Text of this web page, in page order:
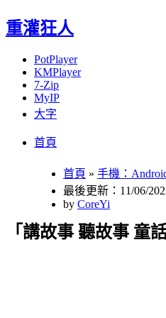
重灌狂人
PotPlayer
KMPlayer
7-Zip
MyIP
大字
首頁
首頁 » 手機：
最後更新：11/06/
by CoreYi
「講故事 聽故事 童